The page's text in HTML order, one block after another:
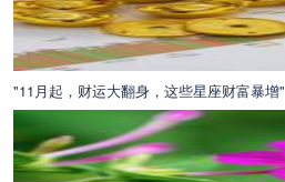
"11月起，财运大翻身，这些星座财富暴增"